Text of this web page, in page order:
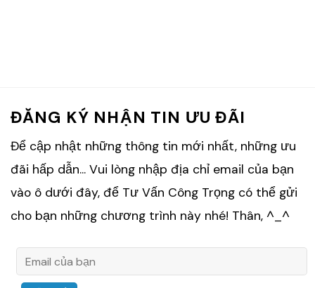
ĐĂNG KÝ NHẬN TIN ƯU ĐÃI
Để cập nhật những thông tin mới nhất, những ưu
đãi hấp dẫn... Vui lòng nhập địa chỉ email của bạn
vào ô dưới đây, để Tư Vấn Công Trọng có thể gửi
cho bạn những chương trình này nhé! Thân, ^_^